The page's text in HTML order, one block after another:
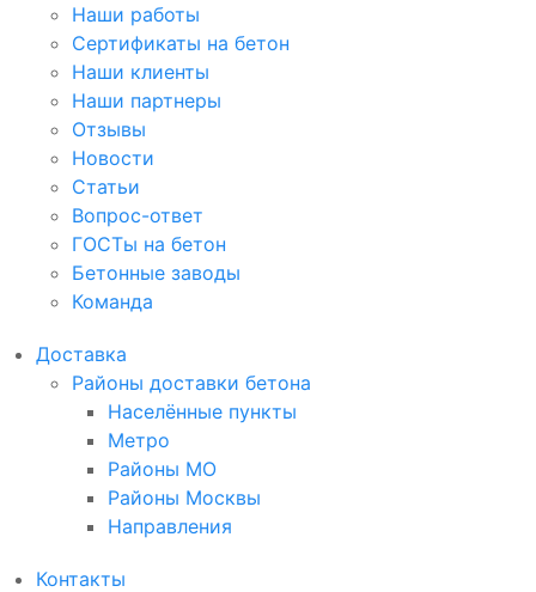
Наши работы
Сертификаты на бетон
Наши клиенты
Наши партнеры
Отзывы
Новости
Статьи
Вопрос-ответ
ГОСТы на бетон
Бетонные заводы
Команда
Доставка
Районы доставки бетона
Населённые пункты
Метро
Районы МО
Районы Москвы
Направления
Контакты